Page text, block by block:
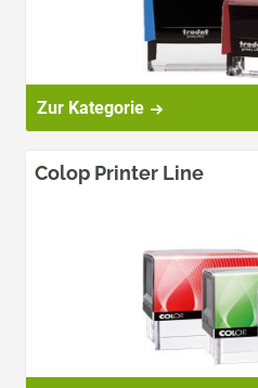
Zur Kategorie
Colop Printer Line